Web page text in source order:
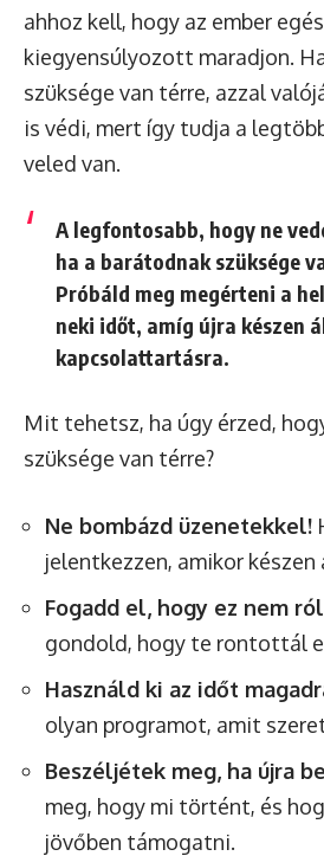
ahhoz kell, hogy az ember
kiegyensúlyozott maradjon.
szüksége van térre, azzal
is védi, mert így tudja a
veled van.
A legfontosabb, hogy ne
ha a barátodnak szüksége
Próbáld meg megérteni a
neki időt, amíg újra készen
kapcsolattartásra.
Mit tehetsz, ha úgy érzed,
szüksége van térre?
Ne bombázd üzenetekkel!
jelentkezzen, amikor készen
Fogadd el, hogy ez nem
gondold, hogy te rontottál
Használd ki az időt
olyan programot, amit
Beszéljétek meg, ha újra
meg, hogy mi történt, és
jövőben támogatni.